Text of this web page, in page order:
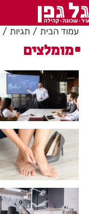
עמוד הבית תגיות
מומלצים